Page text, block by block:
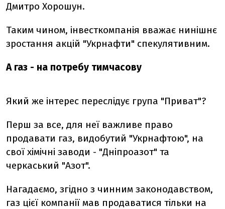
Дмитро Хорошун.
Таким чином, інвесткомпанія вважає нинішнє
зростання акцій "Укрнафти" спекулятивним.
А газ - на потребу тимчасову
Який же інтерес переслідує група "Приват"?
Перш за все, для неї важливе право
продавати газ, видобутий "Укрнафтою", на
свої хімічні заводи - "Дніпроазот" та
черкаський "Азот".
Нагадаємо, згідно з чинним законодавством,
газ цієї компанії мав продаватися тільки на